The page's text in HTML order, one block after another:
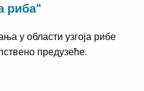
риба“
у области узгоја рибе
предузеће.